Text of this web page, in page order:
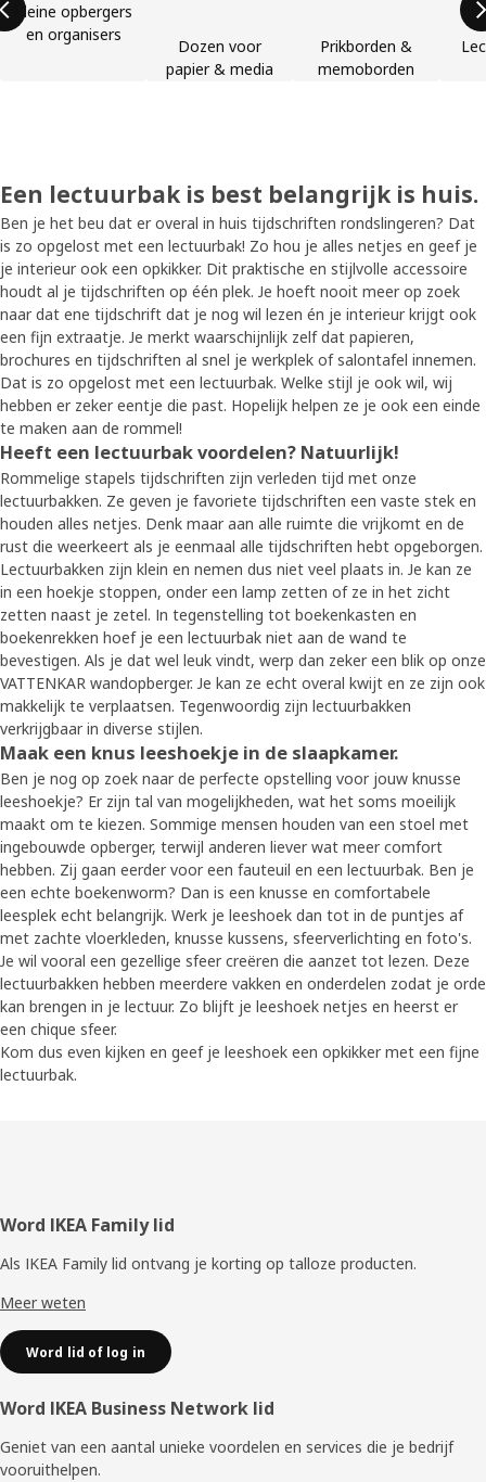
Kleine opbergers
en organisers
Dozen voor
papier & media
Prikborden &
memoborden
Een lectuurbak is best belangrijk is huis.
Ben je het beu dat er overal in huis tijdschriften rondslingeren? Dat
is zo opgelost met een lectuurbak! Zo hou je alles netjes en geef je
je interieur ook een opkikker. Dit praktische en stijlvolle accessoire
houdt al je tijdschriften op één plek. Je hoeft nooit meer op zoek
naar dat ene tijdschrift dat je nog wil lezen én je interieur krijgt ook
een fijn extraatje. Je merkt waarschijnlijk zelf dat papieren,
brochures en tijdschriften al snel je werkplek of salontafel innemen.
Dat is zo opgelost met een lectuurbak. Welke stijl je ook wil, wij
hebben er zeker eentje die past. Hopelijk helpen ze je ook een einde
te maken aan de rommel!
Heeft een lectuurbak voordelen? Natuurlijk!
Rommelige stapels tijdschriften zijn verleden tijd met onze
lectuurbakken. Ze geven je favoriete tijdschriften een vaste stek en
houden alles netjes. Denk maar aan alle ruimte die vrijkomt en de
rust die weerkeert als je eenmaal alle tijdschriften hebt opgeborgen.
Lectuurbakken zijn klein en nemen dus niet veel plaats in. Je kan ze
in een hoekje stoppen, onder een lamp zetten of ze in het zicht
zetten naast je zetel. In tegenstelling tot boekenkasten en
boekenrekken hoef je een lectuurbak niet aan de wand te
bevestigen. Als je dat wel leuk vindt, werp dan zeker een blik op onze
VATTENKAR wandopberger. Je kan ze echt overal kwijt en ze zijn ook
makkelijk te verplaatsen. Tegenwoordig zijn lectuurbakken
verkrijgbaar in diverse stijlen.
Maak een knus leeshoekje in de slaapkamer.
Ben je nog op zoek naar de perfecte opstelling voor jouw knusse
leeshoekje? Er zijn tal van mogelijkheden, wat het soms moeilijk
maakt om te kiezen. Sommige mensen houden van een stoel met
ingebouwde opberger, terwijl anderen liever wat meer comfort
hebben. Zij gaan eerder voor een fauteuil en een lectuurbak. Ben je
een echte boekenworm? Dan is een knusse en comfortabele
leesplek echt belangrijk. Werk je leeshoek dan tot in de puntjes af
met zachte vloerkleden, knusse kussens, sfeerverlichting en foto's.
Je wil vooral een gezellige sfeer creëren die aanzet tot lezen. Deze
lectuurbakken hebben meerdere vakken en onderdelen zodat je orde
kan brengen in je lectuur. Zo blijft je leeshoek netjes en heerst er
een chique sfeer.
Kom dus even kijken en geef je leeshoek een opkikker met een fijne
lectuurbak.
Voettekst
Word IKEA Family lid
Als IKEA Family lid ontvang je korting op talloze producten.
Meer weten
Word lid of log in
Word IKEA Business Network lid
Geniet van een aantal unieke voordelen en services die je bedrijf
vooruithelpen. ​